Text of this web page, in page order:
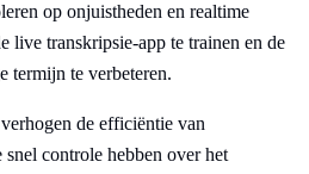
op onjuistheden en realtime
live transkripsie-app te trainen en de
termijn te verbeteren.
de efficiëntie van
controle hebben over het